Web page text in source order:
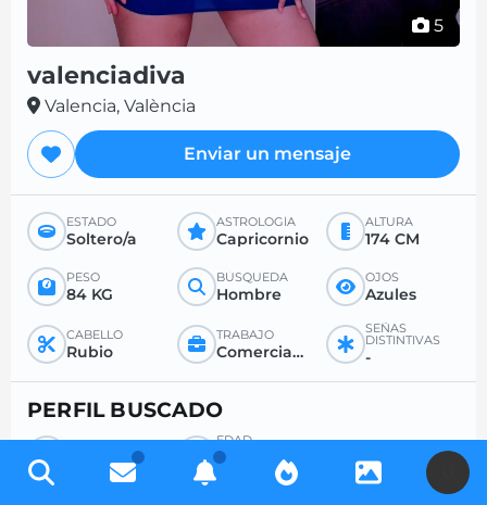
5
valenciadiva
Valencia, València
Enviar un mensaje
ESTADO
Soltero/a
ASTROLOGÍA
Capricornio
ALTURA
174 CM
PESO
84 KG
BÚSQUEDA
Hombre
OJOS
Azules
CABELLO
Rubio
TRABAJO
Comerciante y asimilado/a
SEÑAS
DISTINTIVAS
-
PERFIL BUSCADO
Hombre
EDAD
DESEADA
-